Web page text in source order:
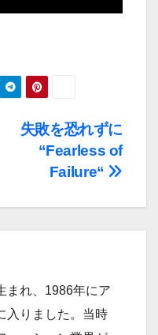
失敗を恐れずに
“Fearless of
Failure“
まれ、1986年にア
入りました。当時